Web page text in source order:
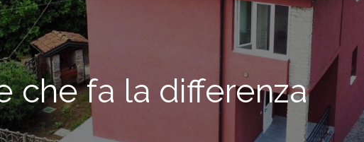
che fa la differenza